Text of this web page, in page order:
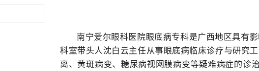
南宁爱尔眼科医院眼底病专科是广西地区具有
科室带头人沈白云主任从事眼底病临床诊疗与研究
离、黄斑病变、糖尿病视网膜病变等疑难病症的诊